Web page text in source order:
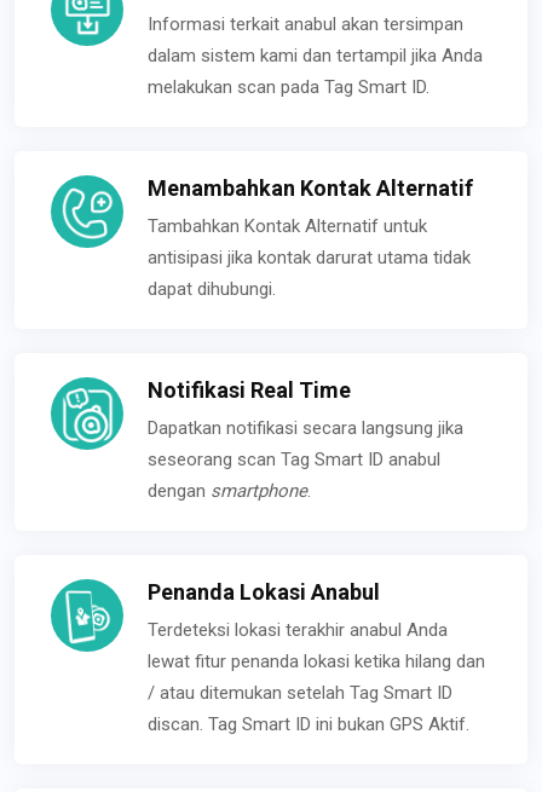
Informasi terkait anabul akan tersimpan
dalam sistem kami dan tertampil jika Anda
melakukan scan pada Tag Smart ID.
Menambahkan Kontak Alternatif
Tambahkan Kontak Alternatif untuk
antisipasi jika kontak darurat utama tidak
dapat dihubungi.
Notifikasi Real Time
Dapatkan notifikasi secara langsung jika
seseorang scan Tag Smart ID anabul
dengan smartphone.
Penanda Lokasi Anabul
Terdeteksi lokasi terakhir anabul Anda
lewat fitur penanda lokasi ketika hilang dan
/ atau ditemukan setelah Tag Smart ID
discan. Tag Smart ID ini bukan GPS Aktif.